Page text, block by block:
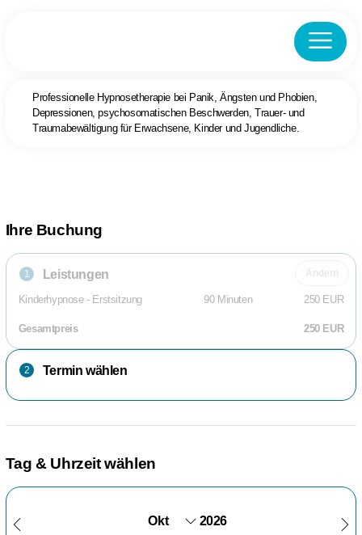
Professionelle Hypnosetherapie bei Panik, Ängsten und Phobien,
Depressionen, psychosomatischen Beschwerden, Trauer- und
Traumabewältigung für Erwachsene, Kinder und Jugendliche.
Tag & Uhrzeit wählen
2026
Ihre Buchung
1 Leistungen
Kinderhypnose - Erstsitzung 90 Minuten 250 EUR
Gesamtpreis 250 EUR
2 Termin wählen